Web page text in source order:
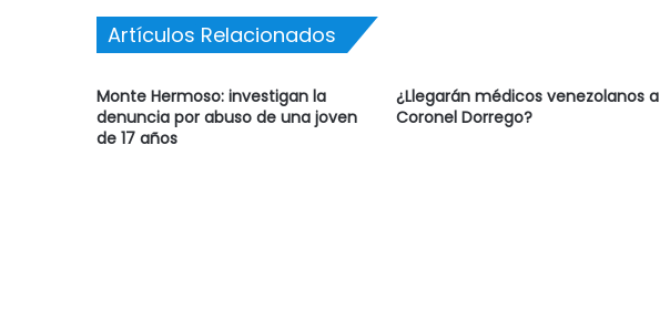
Artículos Relacionados
Monte Hermoso: investigan la
denuncia por abuso de una joven
de 17 años
¿Llegarán médicos venezolanos a
Coronel Dorrego?